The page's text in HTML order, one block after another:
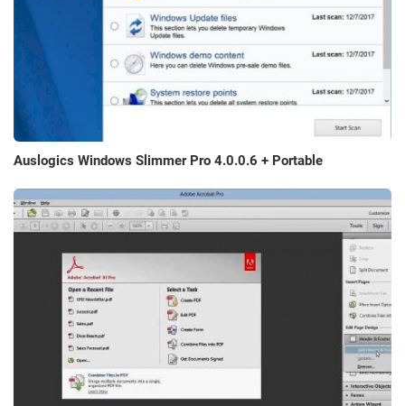
Auslogics Windows Slimmer Pro 4.0.0.6 + Portable